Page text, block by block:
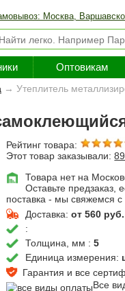
Москва,
Оптовикам
→ Утеплитель
Рейтинг товара:
Этот товар заказывали:
Товара нет на
Оставьте предзаказ,
поставка - мы свяжемся с
Доставка:от 560 руб.
:
Толщина, мм :5
Единица измерения:
Гарантия и все
Все